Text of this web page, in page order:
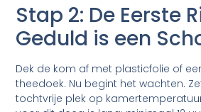
Stap 2: De Eerste
Geduld is een
Dek de kom af met plasticfolie of
theedoek. Nu begint het wachten.
tochtvrije plek op